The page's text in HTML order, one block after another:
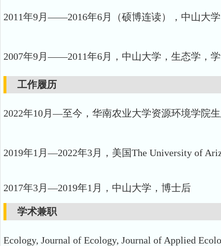
2011年9月——2016年6月（硕博连读），中山大
2007年9月——2011年6月，中山大学，生态学，
工作履历
2022年10月—至今，华南农业大学资源环境学院
2019年1月—2022年3月，美国The University of
2017年3月—2019年1月，中山大学，博士后
学术兼职
Ecology, Journal of Ecology, Journal of Applied